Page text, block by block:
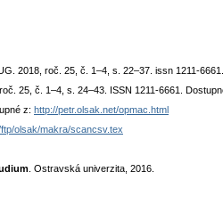
2018, roč. 25, č. 1–4, s. 22–37. issn 1211-
25, č. 1–4, s. 24–43. ISSN 1211-6661.
z: http://petr.olsak.net/opmac.html
olsak/makra/scancsv.tex
. Ostravská univerzita, 2016.